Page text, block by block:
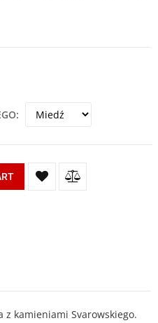
z kamieniami Svarowskiego.